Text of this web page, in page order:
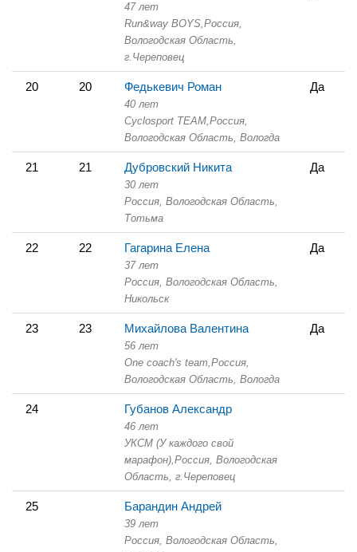
47 лет
Run&way BOYS, Россия,
Вологодская Область,
г.Череповец
20 20 Федькевич Роман
40 лет
Cyclosport TEAM, Россия,
Вологодская Область, Вологда
Да
21 21 Дубровский Никита
30 лет
Россия, Вологодская Область,
Тотьма
Да
22 22 Гагарина Елена
37 лет
Россия, Вологодская Область,
Никольск
Да
23 23 Михайлова Валентина
56 лет
One coach's team, Россия,
Вологодская Область, Вологда
Да
24 Губанов Александр
46 лет
УКСМ (У каждого свой
марафон), Россия, Вологодская
Область, г.Череповец
25 Барандин Андрей
39 лет
Россия, Вологодская Область,